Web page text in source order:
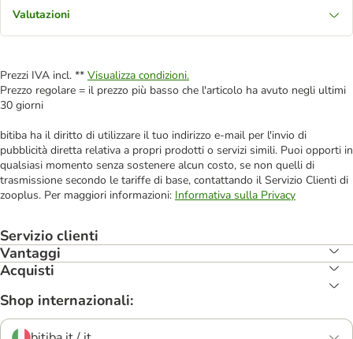
Valutazioni
Prezzi IVA incl. ** Visualizza condizioni.
Prezzo regolare = il prezzo più basso che l'articolo ha avuto negli ultimi
30 giorni
bitiba ha il diritto di utilizzare il tuo indirizzo e-mail per l'invio di
pubblicità diretta relativa a propri prodotti o servizi simili. Puoi opporti in
qualsiasi momento senza sostenere alcun costo, se non quelli di
trasmissione secondo le tariffe di base, contattando il Servizio Clienti di
zooplus. Per maggiori informazioni: Informativa sulla Privacy
Servizio clienti
Vantaggi
Acquisti
Shop internazionali: